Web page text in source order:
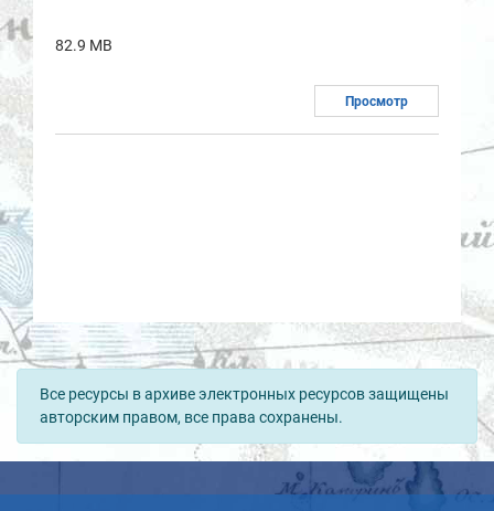
82.9 MB
Просмотр
Все ресурсы в архиве электронных ресурсов защищены
авторским правом, все права сохранены.